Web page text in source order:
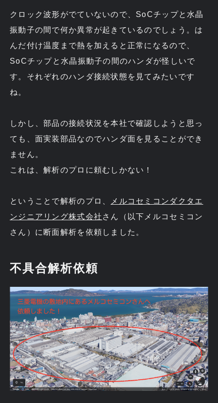
クロック波形がでていないので、SoCチップと水晶
振動子の間で何か異常が起きているのでしょう。は
んだ付け温度まで熱を加えると正常になるので、
SoCチップと水晶振動子の間のハンダが怪しいで
す。それぞれのハンダ接続状態を見てみたいです
ね。
しかし、部品の接続状況を本社で確認しようと思っ
ても、面実装部品なのでハンダ面を見ることができ
ません。
これは、解析のプロに頼むしかない！
ということで解析のプロ、
メルコセミコンダクタエ
ンジニアリング株式会社 さん（以下メルコセミコン
さん）に断面解析を依頼しました。
不具合解析依頼